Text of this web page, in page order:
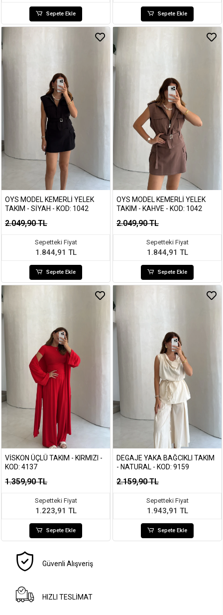
Sepete Ekle Sepete Ekle
OYS MODEL KEMERLI YELEK
TAKIM - SIYAH - KOD: 1042
2.049,90 TL
Sepetteki Fiyat
1.844,91 TL
Sepete Ekle
OYS MODEL KEMERLI YELEK
TAKIM - KAHVE - KOD: 1042
2.049,90 TL
Sepetteki Fiyat
1.844,91 TL
Sepete Ekle
VISKON ÜÇLÜ TAKIM - KIRMIZI -
KOD: 4137
1.359,90 TL
Sepetteki Fiyat
1.223,91 TL
Sepete Ekle
DEGAJE YAKA BAĞCIKLI TAKIM
- NATURAL - KOD: 9159
2.159,90 TL
Sepetteki Fiyat
1.943,91 TL
Sepete Ekle
Güvenli Alışveriş
HIZLI TESLİMAT